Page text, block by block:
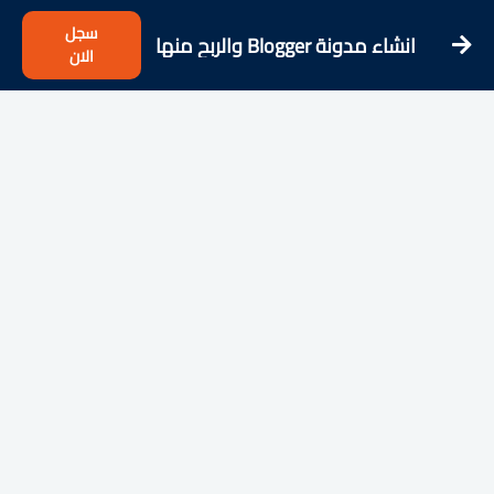
انشاء مدونة Blogger والربح منها
2026
سجل
الان